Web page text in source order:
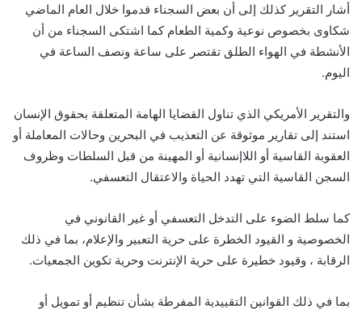
أشار التقرير كذلك إلى أن بعض السجناء قدموا خلال العام الماضي
شكاوى بخصوص نوعية وكمية الطعام كما اشتكى السجناء من أن
الأنشطة في الهواء الطلق تقتصر على ساعة ونصف الساعة في
اليوم.
والتقرير الأمريكي الذي تناول القضايا الهامة المتعلقة بحقوق الإنسان
استند إلى تقارير موثوقة عن التعذيب في البحرين وحالات المعاملة أو
العقوبة القاسية أو اللاإنسانية أو المهينة من قبل السلطات وظروف
السجن القاسية التي تهدد الحياة والاعتقال التعسفي.
كما سلط الضوء على التدخل التعسفي أو غير القانوني في
الخصوصية و القيود الخطرة على حرية التعبير والإعلام، بما في ذلك
الرقابة ، وقيود خطيرة على حرية الإنترنت وحرية تكوين الجمعيات.
بما في ذلك القوانين التقييدية المفرطة بشأن تنظيم أو تمويل أو